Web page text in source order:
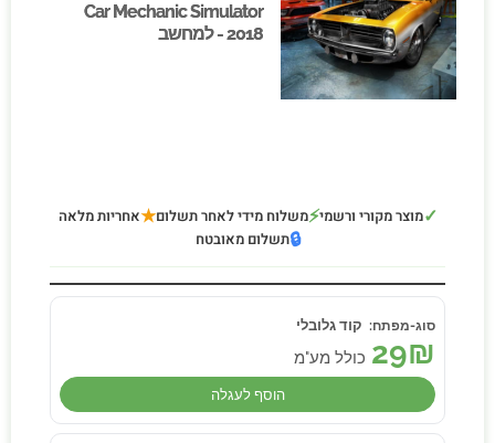
Car Mechanic Simulator
2018 - למחשב
Car Mechanic Simulator
2018 - למחשב
✓מוצר מקורי ורשמי⚡משלוח מידי לאחר תשלום★אחריות מלאה
🔒תשלום מאובטח
קוד גלובלי
29₪ כולל מע"מ
הוסף לעגלה